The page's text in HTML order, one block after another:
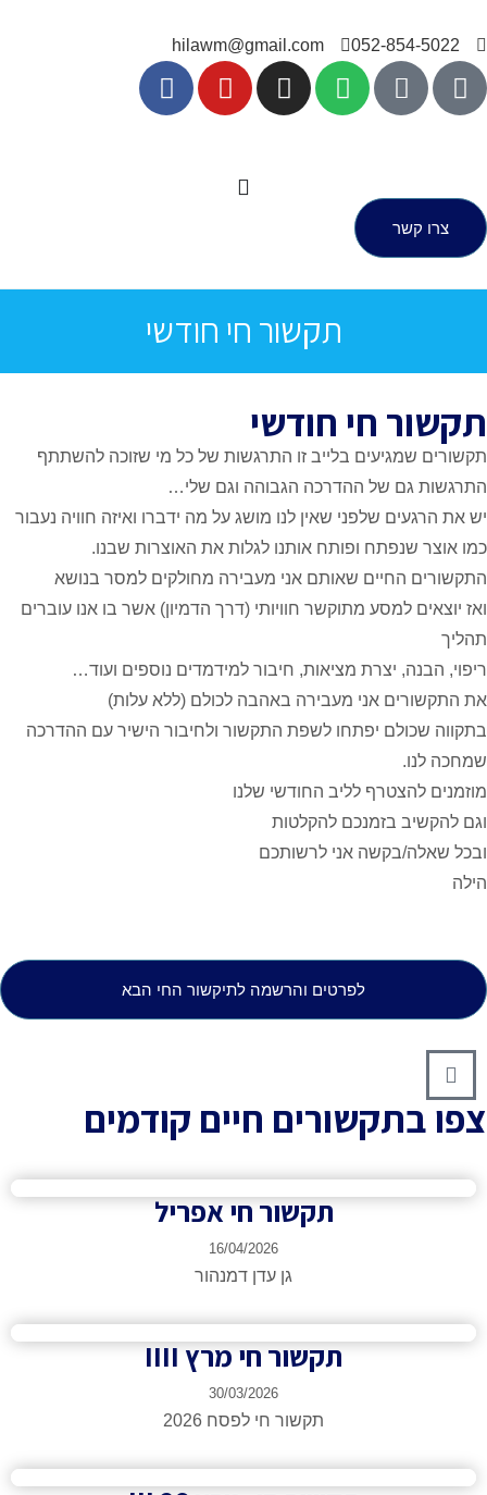
052-
hilawm@gmail.com
תקשור חי חודשי
חי חודשי
בלייב זו התרגשות של כל מי שזוכה להשתתף
של ההדרכה הגבוהה וגם שלי…
שלפני שאין לנו מושג על מה ידברו ואיזה חוויה נעבור
ופותח אותנו לגלות את האוצרות שבנו.
החיים שאותם אני מעבירה מחולקים למסר בנושא
למסע מתוקשר חוויותי (דרך הדמיון) אשר בו אנו עוברים
יצרת מציאות, חיבור למידמדים נוספים ועוד…
אני מעבירה באהבה לכולם (ללא עלות)
יפתחו לשפת התקשור ולחיבור הישיר עם ההדרכה
לליב החודשי שלנו
בזמנכם להקלטות
בקשה אני לרשותכם
לפרטים והרשמה לתיקשור החי הבא
חיים קודמים
תקשור חי אפריל
גן עדן דמנהור
תקשור חי מרץ IIII
תקשור חי לפסח 2026